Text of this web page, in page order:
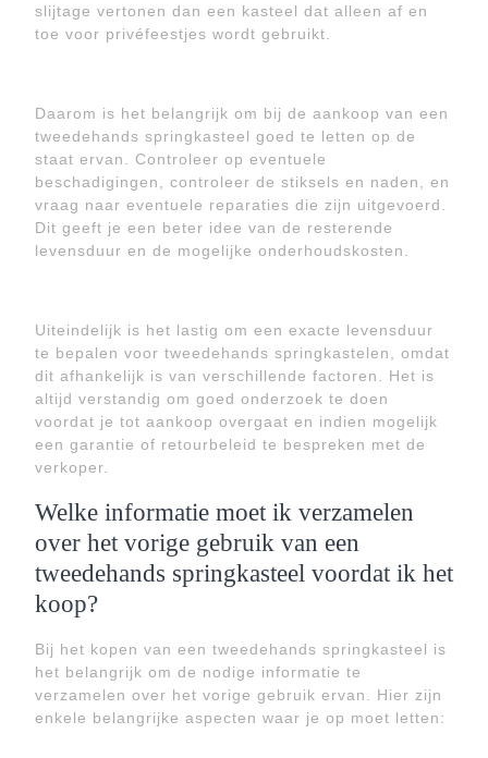
slijtage vertonen dan een kasteel dat alleen af en
toe voor privéfeestjes wordt gebruikt.
Daarom is het belangrijk om bij de aankoop van een
tweedehands springkasteel goed te letten op de
staat ervan. Controleer op eventuele
beschadigingen, controleer de stiksels en naden, en
vraag naar eventuele reparaties die zijn uitgevoerd.
Dit geeft je een beter idee van de resterende
levensduur en de mogelijke onderhoudskosten.
Uiteindelijk is het lastig om een exacte levensduur
te bepalen voor tweedehands springkastelen, omdat
dit afhankelijk is van verschillende factoren. Het is
altijd verstandig om goed onderzoek te doen
voordat je tot aankoop overgaat en indien mogelijk
een garantie of retourbeleid te bespreken met de
verkoper.
Welke informatie moet ik verzamelen
over het vorige gebruik van een
tweedehands springkasteel voordat ik het
koop?
Bij het kopen van een tweedehands springkasteel is
het belangrijk om de nodige informatie te
verzamelen over het vorige gebruik ervan. Hier zijn
enkele belangrijke aspecten waar je op moet letten: